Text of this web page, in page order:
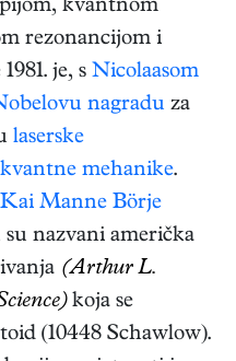
kvantnom
rezonancijom i
je, s Nicolaasom
nagradu za
laserske
kvantne mehanike.
Kai Manne Börje
su nazvani američka
(Arthur L.
koja se
(10448 Schawlow).